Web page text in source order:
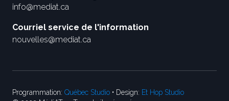
info@mediat.ca
Courriel service de l'information
nouvelles@mediat.ca
Programmation: Québec Studio • Design: Et Hop Studio